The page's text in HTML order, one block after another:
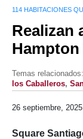
114 HABITACIONES
Realizan
Temas relacionados:
los Caballeros,
26 septiembre, 2025
Square